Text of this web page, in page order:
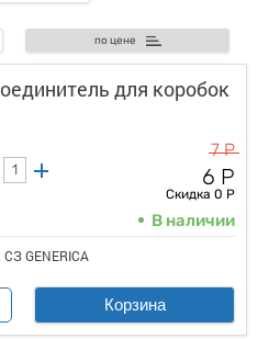
по цене
для коробок
7 Р
6 Р
Скидка 0 Р
В наличии
GENERICA
Корзина